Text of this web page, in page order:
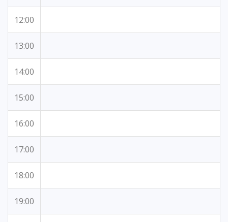
12:00
13:00
14:00
15:00
16:00
17:00
18:00
19:00